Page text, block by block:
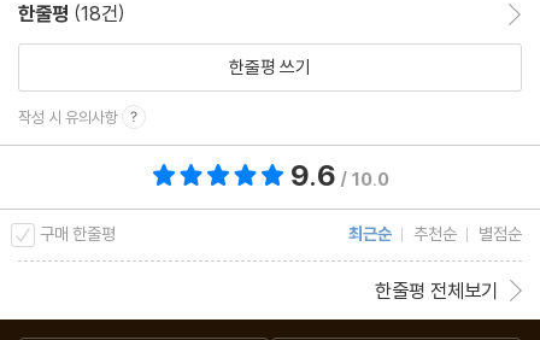
한줄평 (18건)
한줄평 쓰기
작성 시 유의사항
9.6 / 10.0
구매 한줄평 최근순 추천순 별점순
한줄평 전체보기